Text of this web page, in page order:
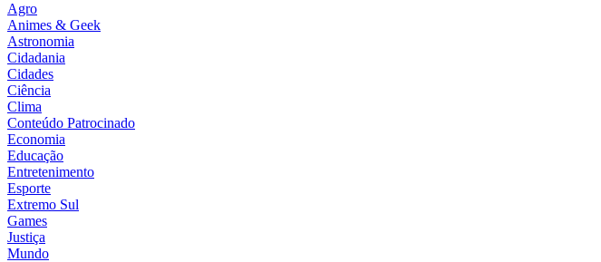
Agro
Animes & Geek
Astronomia
Cidadania
Cidades
Ciência
Clima
Conteúdo Patrocinado
Economia
Educação
Entretenimento
Esporte
Extremo Sul
Games
Justiça
Mundo